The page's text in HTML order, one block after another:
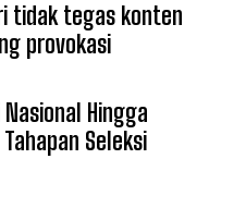
tidak tegas konten
provokasi
Hingga
Seleksi